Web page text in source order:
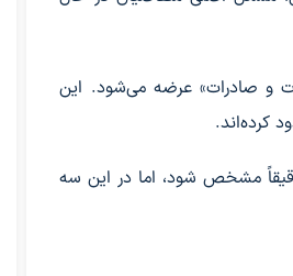
و صادرات» عرضه می‌شود. این
کرده‌اند.
مشخص شود، اما در این سه